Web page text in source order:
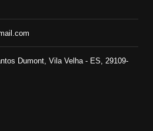
Dumont, Vila Velha - ES, 29109-